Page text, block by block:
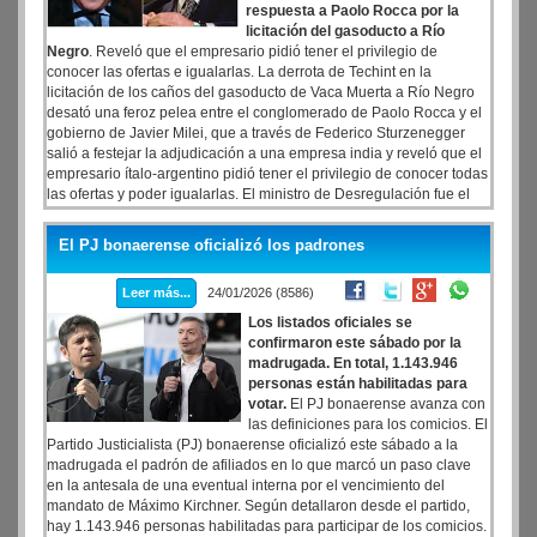
respuesta a Paolo Rocca por la
licitación del gasoducto a Río
Negro. Reveló que el empresario pidió tener el privilegio de
conocer las ofertas e igualarlas. La derrota de Techint en la
licitación de los caños del gasoducto de Vaca Muerta a Río Negro
desató una feroz pelea entre el conglomerado de Paolo Rocca y el
gobierno de Javier Milei, que a través de Federico Sturzenegger
salió a festejar la adjudicación a una empresa india y reveló que el
empresario ítalo-argentino pidió tener el privilegio de conocer todas
las ofertas y poder igualarlas. El ministro de Desregulación fue el
encargado de salir a responderle a Techint y lejos de intentar bajar
la tensión, escaló la pelea al máximo. Sturzenegger resaltó que el
grupo de Rocca ofreció bajar un 40% su precio inicial -dando a
entender el sobrecosto habitual que tienen sus ofertas- y también
habló del first-refusal que exigió para que Tenaris pudiera igualar
cualquier oferta.
El PJ bonaerense oficializó los padrones
Leer más... 24/01/2026 (8586)
Los listados oficiales se
confirmaron este sábado por la
madrugada. En total, 1.143.946
personas están habilitadas para
votar. El PJ bonaerense avanza con
las definiciones para los comicios. El
Partido Justicialista (PJ) bonaerense oficializó este sábado a la
madrugada el padrón de afiliados en lo que marcó un paso clave
en la antesala de una eventual interna por el vencimiento del
mandato de Máximo Kirchner. Según detallaron desde el partido,
hay 1.143.946 personas habilitadas para participar de los comicios.